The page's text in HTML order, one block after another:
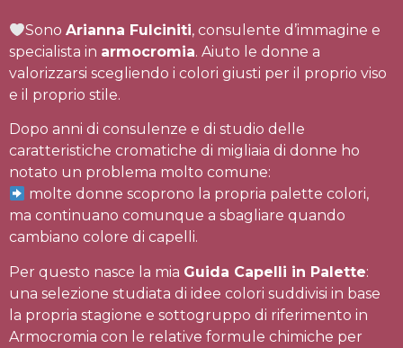
SonoArianna Fulciniti, consulente d’immagine e
specialista in armocromia. Aiuto le donne a
valorizzarsi scegliendo i colori giusti per il proprio viso
e il proprio stile.
Dopo anni di consulenze e di studio delle
caratteristiche cromatiche di migliaia di donne ho
notato un problema molto comune:
molte donne scoprono la propria palette colori,
ma continuano comunque a sbagliare quando
cambiano colore di capelli.
Per questo nasce la mia Guida Capelli in Palette:
una selezione studiata di idee colori suddivisi in base
la propria stagione e sottogruppo di riferimento in
Armocromia con le relative formule chimiche per